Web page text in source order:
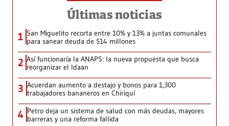
Últimas noticias
1 San Miguelito recorta entre 10% y 13% a juntas comunales
para sanear deuda de $14 millones
2 Así funcionaría la ANAPS: la nueva propuesta que busca
reorganizar el Idaan
3 Acuerdan aumento a destajo y bonos para 1,300
trabajadores bananeros en Chiriquí
4 Petro deja un sistema de salud con más deudas, mayores
barreras y una reforma fallida